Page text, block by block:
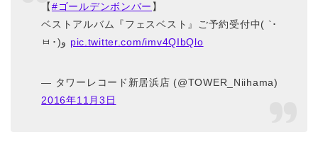
【#ゴールデンボンバー 】
ベストアルバム『フェスベスト』ご予約受付中( `･
pic.twitter.com/imv4QIbQlo
— タワーレコード新居浜店 (@TOWER_Niihama)
2016年11月3日